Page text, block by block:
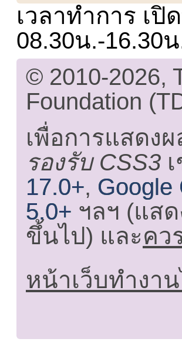
เวลาทำการ เ
08.30น.-16.30
© 2010-2026,
Foundation
เพื่อการแสดง
รองรับ CSS3
17.0+, Google
5.0+ ฯลฯ (แส
ขึ้นไป) และคว
หน้าเว็บทำงา